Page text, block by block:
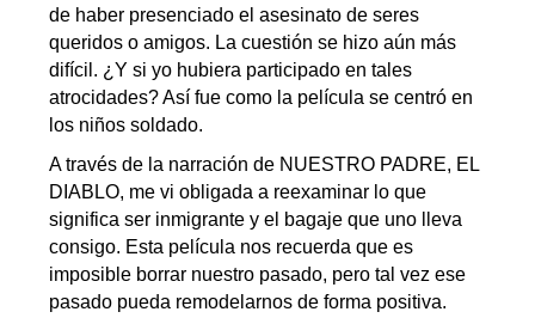
de haber presenciado el asesinato de seres
queridos o amigos. La cuestión se hizo aún más
difícil. ¿Y si yo hubiera participado en tales
atrocidades? Así fue como la película se centró en
los niños soldado.
A través de la narración de NUESTRO PADRE, EL
DIABLO, me vi obligada a reexaminar lo que
significa ser inmigrante y el bagaje que uno lleva
consigo. Esta película nos recuerda que es
imposible borrar nuestro pasado, pero tal vez ese
pasado pueda remodelarnos de forma positiva.